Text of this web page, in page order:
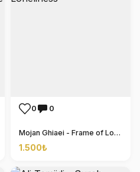
0 0
Mojan Ghiaei - Frame of Loneliness
1.500₺